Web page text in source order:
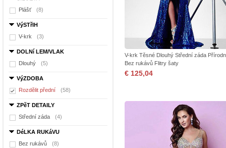
Plášť
(8)
VýSTřIH
V-krk
(3)
DOLNí LEM/VLAK
Dlouhý
(5)
VýZDOBA
Rozdělit přední
(58)
ZPěT DETAILY
Střední záda
(4)
DéLKA RUKáVU
Bez rukávů
(8)
V-krk Těsné Dlouhý Střední záda
Bez rukávů Flitry šaty
€ 125,04